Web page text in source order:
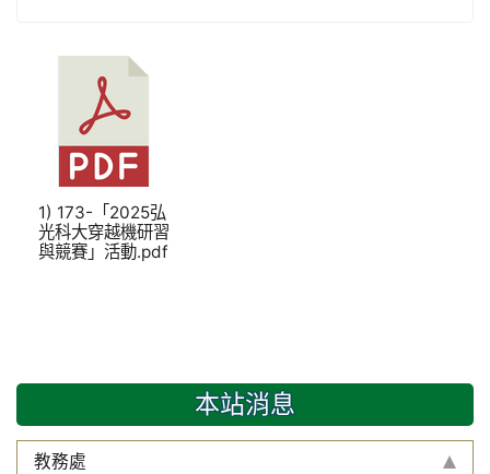
1) 173-「2025弘
光科大穿越機研習
與競賽」活動.pdf
本站消息
教務處